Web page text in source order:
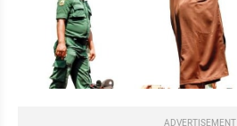
ADVERTISEMENT